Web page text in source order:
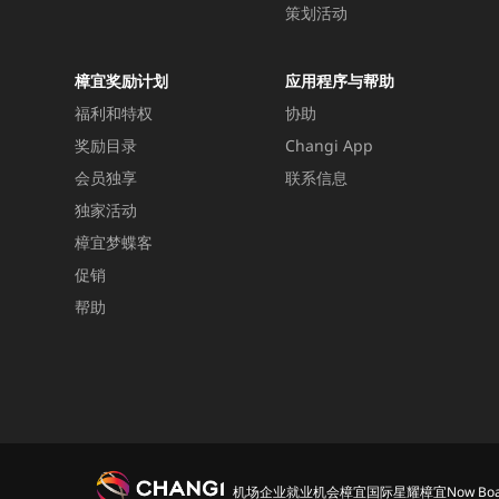
策划活动
樟宜奖励计划
福利和特权
奖励目录
会员独享
独家活动
樟宜梦蝶客
促销
帮助
应用程序与帮助
协助
Changi App
联系信息
机场企业就业机会樟宜国际星耀樟宜Now